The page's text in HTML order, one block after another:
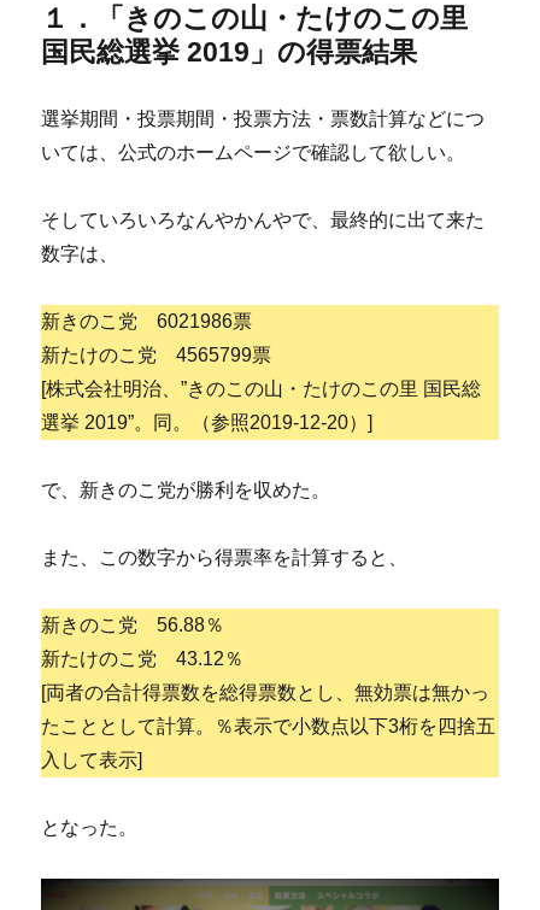
１．「きのこの山・たけのこの里
国民総選挙 2019」の得票結果
選挙期間・投票期間・投票方法・票数計算などにつ
いては、公式のホームページで確認して欲しい。
そしていろいろなんやかんやで、最終的に出て来た
数字は、
新きのこ党 6021986票
新たけのこ党 4565799票
[株式会社明治、”きのこの山・たけのこの里 国民総
選挙 2019”。同。（参照2019-12-20）]
で、新きのこ党が勝利を収めた。
また、この数字から得票率を計算すると、
新きのこ党 56.88％
新たけのこ党 43.12％
[両者の合計得票数を総得票数とし、無効票は無かっ
たこととして計算。％表示で小数点以下3桁を四捨五
入して表示]
となった。